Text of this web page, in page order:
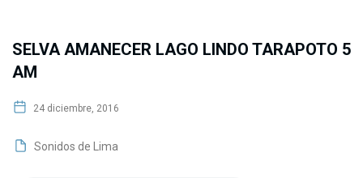
SELVA AMANECER LAGO LINDO TARAPOTO 5
AM
24 diciembre, 2016
Sonidos de Lima